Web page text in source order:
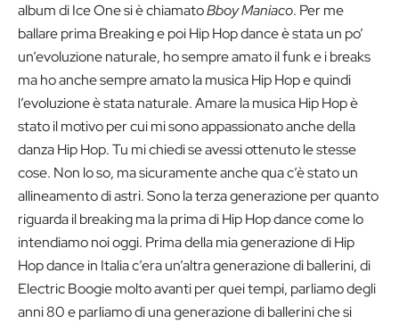
album di Ice One si è chiamatoBboy Maniaco. Per me
ballare prima Breaking e poi Hip Hop dance è stata un po’
un’evoluzione naturale, ho sempre amato il funk e i breaks
ma ho anche sempre amato la musica Hip Hop e quindi
l’evoluzione è stata naturale. Amare la musica Hip Hop è
stato il motivo per cui mi sono appassionato anche della
danza Hip Hop. Tu mi chiedi se avessi ottenuto le stesse
cose. Non lo so, ma sicuramente anche qua c’è stato un
allineamento di astri. Sono la terza generazione per quanto
riguarda il breaking ma la prima di Hip Hop dance come lo
intendiamo noi oggi. Prima della mia generazione di Hip
Hop dance in Italia c’era un’altra generazione di ballerini, di
Electric Boogie molto avanti per quei tempi, parliamo degli
anni 80 e parliamo di una generazione di ballerini che si